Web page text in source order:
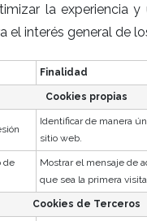
la experiencia
interés general de
Finalidad
Cookies propias
Identificar de manera
sitio web.
de
Mostrar el mensaje de
que sea la primera
Cookies de Terceros